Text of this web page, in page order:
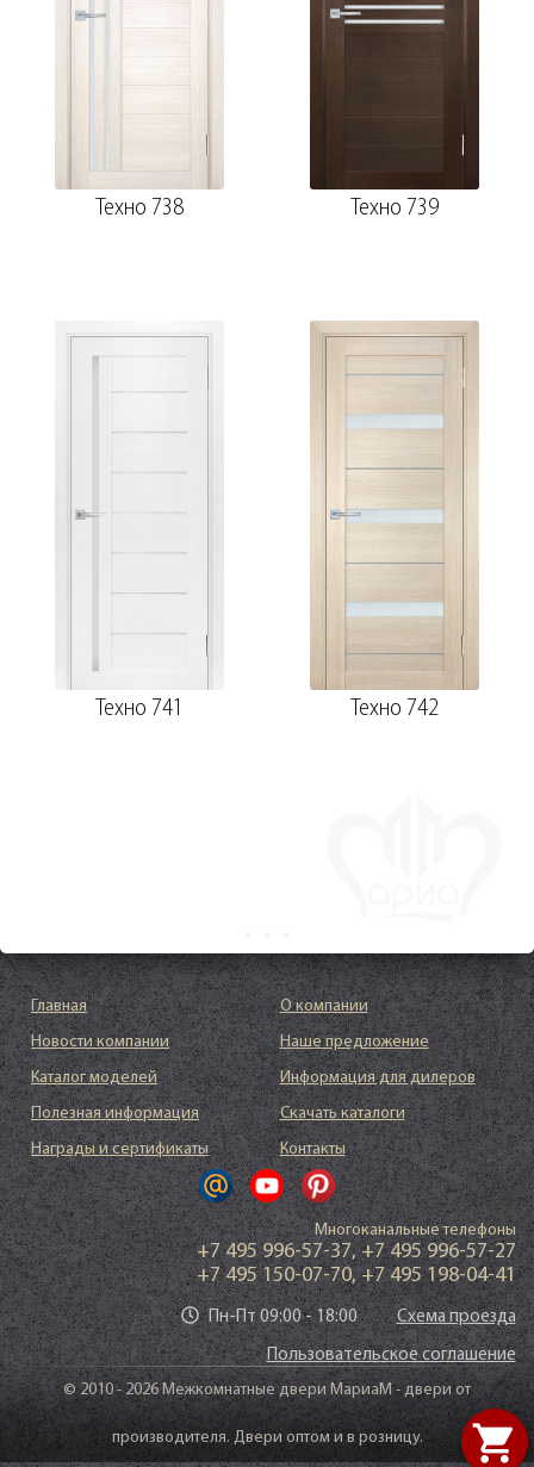
shopping_cart
Техно 738 Техно 739
Техно 741 Техно 742
Главная
О компании
Новости компании
Наше предложение
Каталог моделей
Информация для дилеров
Полезная информация
Скачать каталоги
Награды и сертификаты
Контакты
Многоканальные телефоны
+7 495 996-57-37, +7 495 996-57-27
+7 495 150-07-70,+7 495 198-04-41
Пн-Пт 09:00 - 18:00 Схема проезда
Пользовательское соглашение
© 2010 - 2026 Межкомнатные двери МариаМ - двери от
производителя. Двери оптом и в розницу.